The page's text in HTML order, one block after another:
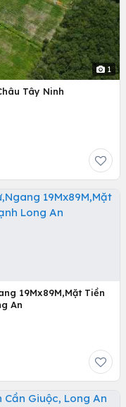
1
Tây Ninh
19Mx89M,Mặt Tiền
An